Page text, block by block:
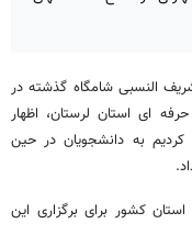
النسبی شامگاه گذشته در
ای استان لرستان، اظهار
کردیم به دانشجویان در حین
تصریح کرد: در حال حاضر با دانشگاههای 25 استان کشور برای برگزاری این